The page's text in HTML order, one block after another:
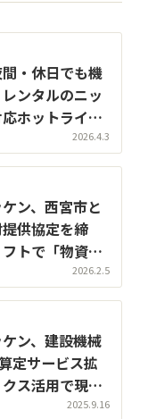
・休日でも機
ンタルのニッ
ホットライ
2026.4.3
ン、西宮市と
供協定を締
トで「物資拠
2026.2.5
ン、建設機械
定サービス拡
ス活用で現場
化実現
2025.9.16